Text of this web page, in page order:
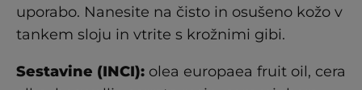
uporabo. Nanesite na čisto in osušeno kožo v
tankem sloju in vtrite s krožnimi gibi.
Sestavine (INCI): olea europaea fruit oil, cera